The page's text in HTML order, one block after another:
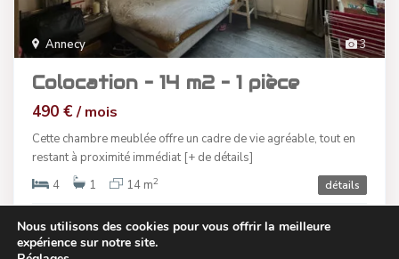
3
Annecy
Colocation – 14 m2 – 1 pièce
490 €/ mois
Cette chambre meublée offre un cadre de vie agréable, tout en
restant à proximité immédiat [+ de détails]
4
1 14 m2 détails
Cabinet LAURENS IMMO CONSEILS
Nous utilisons des cookies pour vous offrir la meilleure
expérience sur notre site.